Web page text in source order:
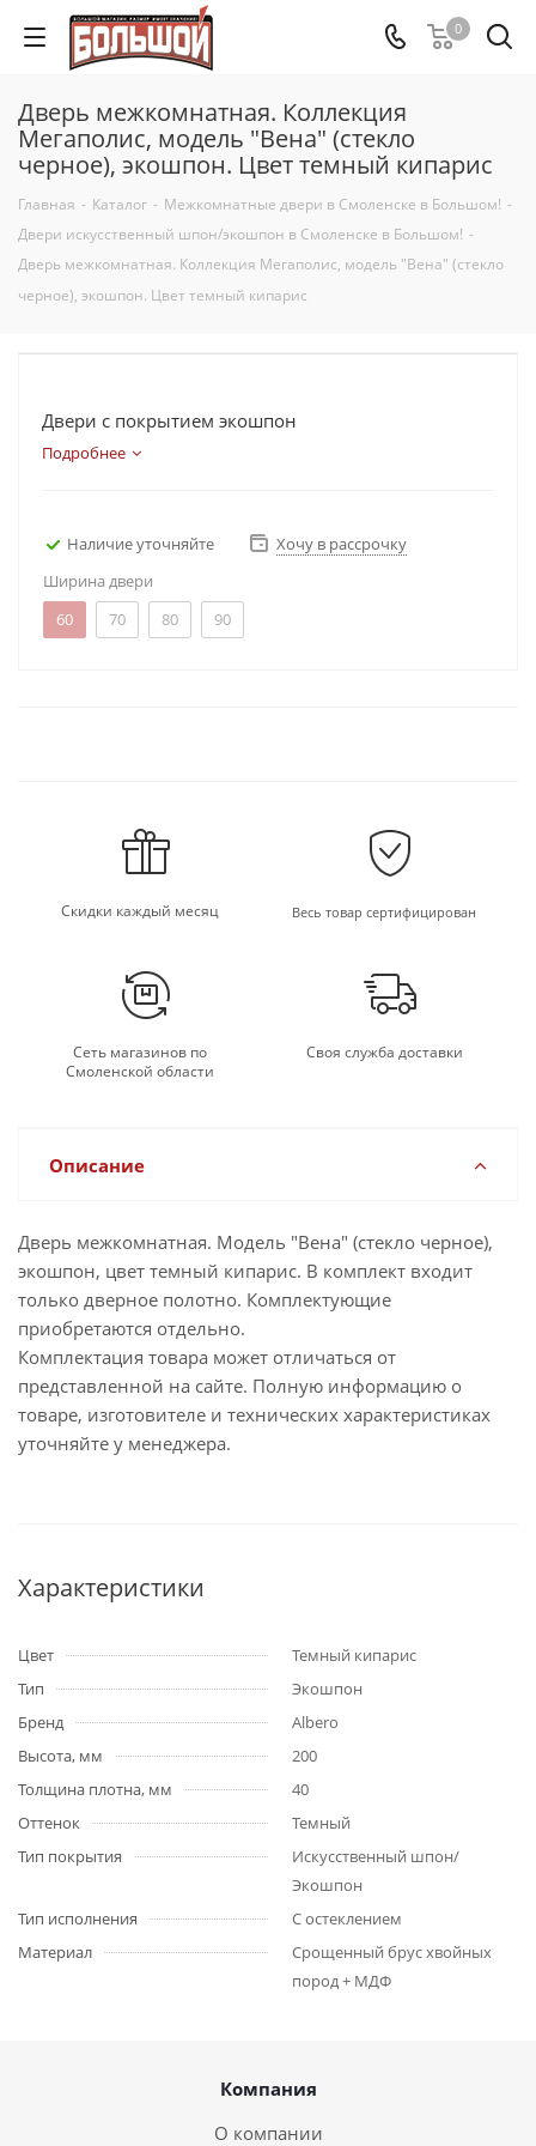
0
Дверь межкомнатная. Коллекция
Мегаполис, модель "Вена" (стекло
черное), экошпон. Цвет темный кипарис
Главная - Каталог - Межкомнатные двери в Смоленске в Большом! -
Двери искусственный шпон/экошпон в Смоленске в Большом! -
Дверь межкомнатная. Коллекция Мегаполис, модель "Вена" (стекло
черное), экошпон. Цвет темный кипарис
Двери с покрытием экошпон
Подробнее
Наличие уточняйте
Хочу в рассрочку
Ширина двери
60
70 80 90
Скидки каждый месяц Весь товар сертифицирован
Сеть магазинов по
Смоленской области
Своя служба доставки
Описание
Дверь межкомнатная. Модель "Вена" (стекло черное),
экошпон, цвет темный кипарис. В комплект входит
только дверное полотно. Комплектующие
приобретаются отдельно.
Комплектация товара может отличаться от
представленной на сайте. Полную информацию о
товаре, изготовителе и технических характеристиках
уточняйте у менеджера.
Характеристики
Цвет
Темный кипарис
Тип
Экошпон
Бренд
Albero
Высота, мм
200
Толщина плотна, мм
40
Оттенок
Темный
Тип покрытия
Искусственный шпон/
Экошпон
Тип исполнения
С остеклением
Материал
Срощенный брус хвойных
пород + МДФ
Компания
О компании